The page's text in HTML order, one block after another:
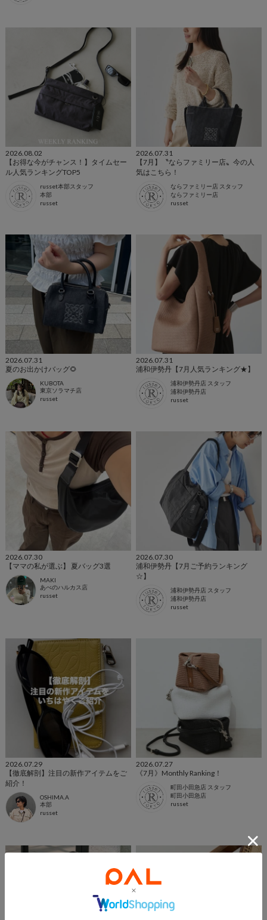
2026.08.02
【お得な今がチャンス！】タイムセー
ル人気ランキングTOP5
russet本部スタッフ
本部
russet
2026.07.31
【7月】〝ならファミリー店〟今の人
気はこちら！
ならファミリー店 スタッフ
ならファミリー店
russet
2026.07.31
夏のお出かけバッグ🌻
KUBOTA
東京ソラマチ店
russet
2026.07.31
浦和伊勢丹【7月人気ランキング★】
浦和伊勢丹店 スタッフ
浦和伊勢丹店
russet
2026.07.30
【ママの私が選ぶ】 夏バッグ3選
MAKI
あべのハルカス店
russet
2026.07.30
浦和伊勢丹【7月ご予約ランキング
☆】
浦和伊勢丹店 スタッフ
浦和伊勢丹店
russet
2026.07.29
【徹底解剖】注目の新作アイテムをご
紹介！
OSHIMA.A
本部
russet
2026.07.27
《7月》Monthly Ranking！
町田小田急店 スタッフ
町田小田急店
russet